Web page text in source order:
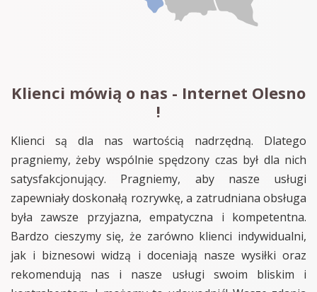
Klienci mówią o nas - Internet Olesno
!
Klienci są dla nas wartością nadrzędną. Dlatego
pragniemy, żeby wspólnie spędzony czas był dla nich
satysfakcjonujący. Pragniemy, aby nasze usługi
zapewniały doskonałą rozrywkę, a zatrudniana obsługa
była zawsze przyjazna, empatyczna i kompetentna.
Bardzo cieszymy się, że zarówno klienci indywidualni,
jak i biznesowi widzą i doceniają nasze wysiłki oraz
rekomendują nas i nasze usługi swoim bliskim i